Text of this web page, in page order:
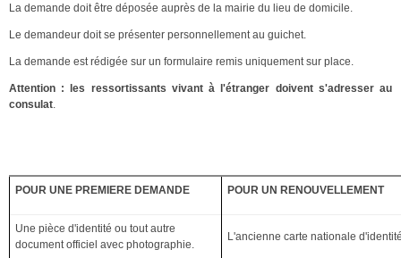
La demande doit être déposée auprès de la mairie du lieu de domicile.
Le demandeur doit se présenter personnellement au guichet.
La demande est rédigée sur un formulaire remis uniquement sur place.
Attention : les ressortissants vivant à l'étranger doivent s'adresser au
consulat.
POUR UNE PREMIERE DEMANDE POUR UN RENOUVELLEMENT
Une pièce d'identité ou tout autre
document officiel avec photographie.
L'ancienne carte nationale